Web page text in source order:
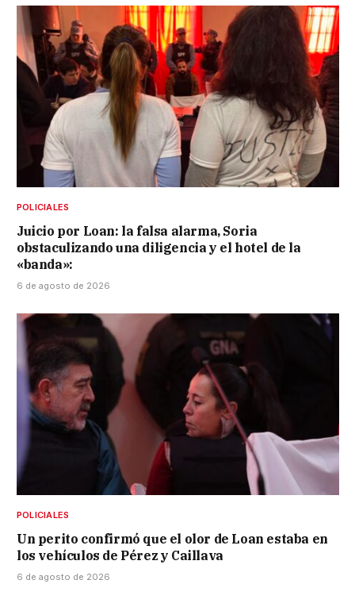
POLICIALES
Juicio por Loan: la falsa alarma, Soria
obstaculizando una diligencia y el hotel de la
«banda»:
6 de agosto de 2026
POLICIALES
Un perito confirmó que el olor de Loan estaba en
los vehículos de Pérez y Caillava
6 de agosto de 2026